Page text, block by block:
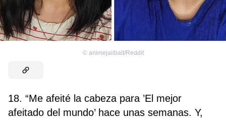
© animejailbait/Reddit
18. “Me afeité la cabeza para ’El mejor
afeitado del mundo’ hace unas semanas. Y,